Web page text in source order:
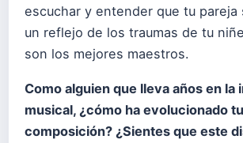
escuchar y entender que tu pareja
un reflejo de los traumas de tu
son los mejores maestros.
Como alguien que lleva años en la
musical, ¿cómo ha evolucionado
composición? ¿Sientes que este